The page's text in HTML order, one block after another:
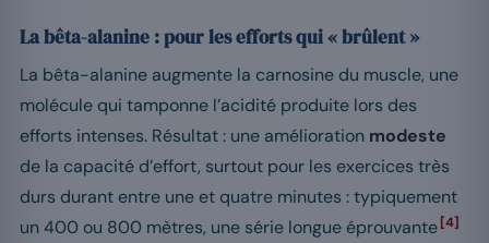
La bêta-alanine : pour les efforts qui « brûlent »
La bêta-alanine augmente la carnosine du muscle, une
molécule qui tamponne l’acidité produite lors des
efforts intenses. Résultat : une amélioration modeste
de la capacité d’effort, surtout pour les exercices très
durs durant entre une et quatre minutes : typiquement
un 400 ou 800 mètres, une série longue éprouvante[4]